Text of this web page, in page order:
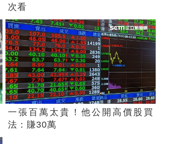
次看
一張百萬太貴！他公開高價股買
法：賺30萬